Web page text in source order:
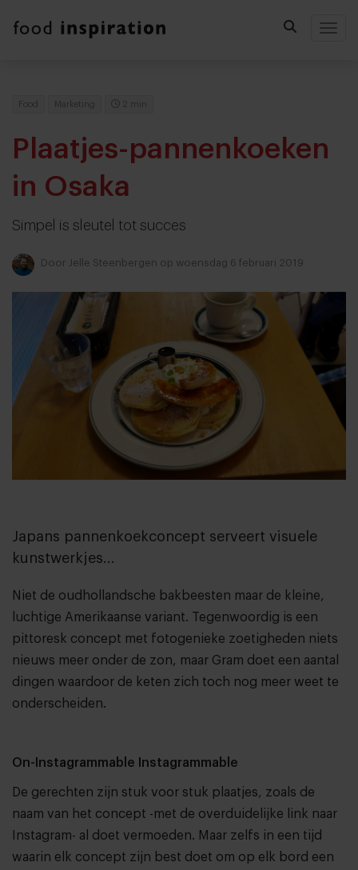
Food Marketing 2 min
Plaatjes-pannenkoeken
in Osaka
Simpel is sleutel tot succes
Door Jelle Steenbergen op woensdag 6 februari 2019
Japans pannenkoekconcept serveert visuele
kunstwerkjes...
Niet de oudhollandsche bakbeesten maar de kleine,
luchtige Amerikaanse variant. Tegenwoordig is een
pittoresk concept met fotogenieke zoetigheden niets
nieuws meer onder de zon, maar Gram doet een aantal
dingen waardoor de keten zich toch nog meer weet te
onderscheiden.
On-Instagrammable Instagrammable
De gerechten zijn stuk voor stuk plaatjes, zoals de
naam van het concept -met de overduidelijke link naar
Instagram- al doet vermoeden. Maar zelfs in een tijd
waarin elk concept zijn best doet om op elk bord een